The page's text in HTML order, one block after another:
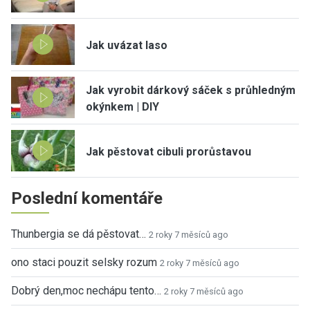
Jak uvázat laso
Jak vyrobit dárkový sáček s průhledným
okýnkem | DIY
Jak pěstovat cibuli prorůstavou
Poslední komentáře
Thunbergia se dá pěstovat… 2 roky 7 měsíců ago
ono staci pouzit selsky rozum 2 roky 7 měsíců ago
Dobrý den,moc nechápu tento… 2 roky 7 měsíců ago